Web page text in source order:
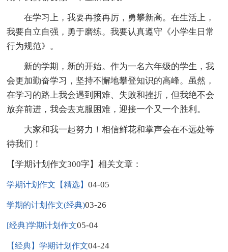
在学习上，我要再接再厉，勇攀新高。在生活上，
我要自立自强，勇于磨练。我要认真遵守《小学生日常
行为规范》。
新的学期，新的开始。作为一名六年级的学生，我
会更加勤奋学习，坚持不懈地攀登知识的高峰。虽然，
在学习的路上我会遇到困难、失败和挫折，但我绝不会
放弃前进，我会去克服困难，迎接一个又一个胜利。
大家和我一起努力！相信鲜花和掌声会在不远处等
待我们！
【学期计划作文300字】相关文章：
学期计划作文【精选】04-05
学期的计划作文(经典)03-26
[经典]学期计划作文05-04
【经典】学期计划作文04-24